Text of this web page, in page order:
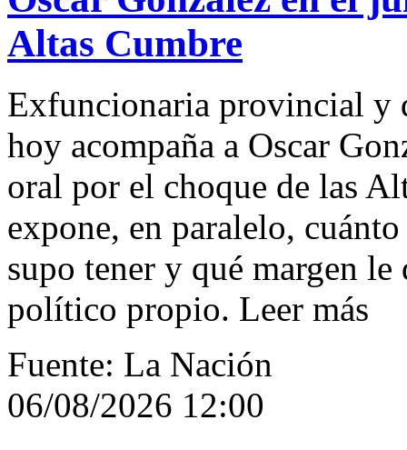
Altas Cumbre
Exfuncionaria provincial y
hoy acompaña a Oscar
oral por el choque de las
expone, en paralelo,
supo tener y qué margen
político propio. Leer más
Fuente: La Nación
06/08/2026 12:00